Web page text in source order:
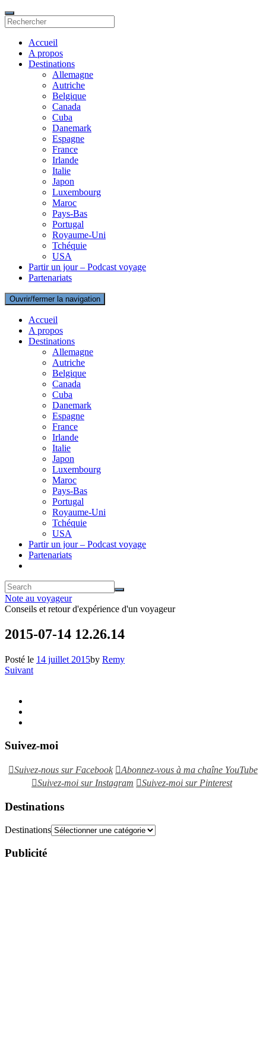
Accueil
A propos
Destinations
Allemagne
Autriche
Belgique
Canada
Cuba
Danemark
Espagne
France
Irlande
Italie
Japon
Luxembourg
Maroc
Pays-Bas
Portugal
Royaume-Uni
Tchéquie
USA
Partir un jour – Podcast voyage
Partenariats
Ouvrir/fermer la navigation
Accueil
A propos
Destinations
Allemagne
Autriche
Belgique
Canada
Cuba
Danemark
Espagne
France
Irlande
Italie
Japon
Luxembourg
Maroc
Pays-Bas
Portugal
Royaume-Uni
Tchéquie
USA
Partir un jour – Podcast voyage
Partenariats
Note au voyageur
Conseils et retour d'expérience d'un voyageur
2015-07-14 12.26.14
Posté le 14 juillet 2015by Remy
Suivant
Suivez-moi
Suivez-nous sur Facebook
Abonnez-vous à ma chaîne YouTube
Suivez-moi sur Instagram
Suivez-moi sur Pinterest
Destinations
Destinations
Publicité